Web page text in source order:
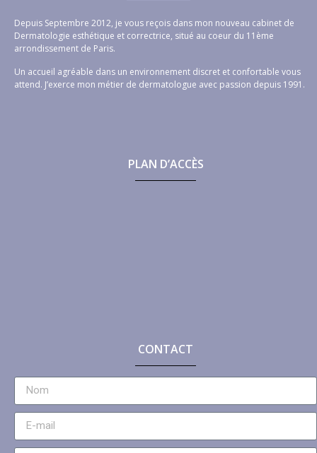
Depuis Septembre 2012, je vous reçois dans mon nouveau cabinet de
Dermatologie esthétique et correctrice, situé au coeur du 11ème
arrondissement de Paris.
Un accueil agréable dans un environnement discret et confortable vous
attend. J’exerce mon métier de dermatologue avec passion depuis 1991.
PLAN D’ACCÈS
CONTACT